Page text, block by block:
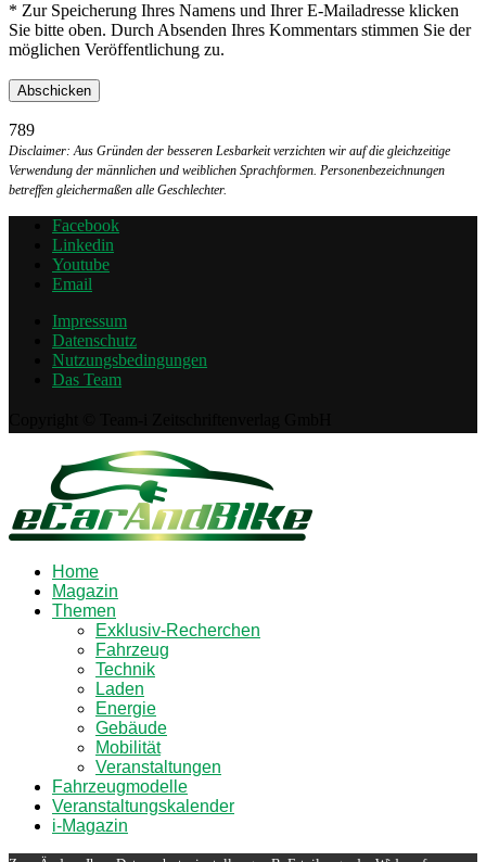
* Zur Speicherung Ihres Namens und Ihrer E-Mailadresse klicken
Sie bitte oben. Durch Absenden Ihres Kommentars stimmen Sie der
möglichen Veröffentlichung zu.
789
Disclaimer: Aus Gründen der besseren Lesbarkeit verzichten wir auf die gleichzeitige
Verwendung der männlichen und weiblichen Sprachformen. Personenbezeichnungen
betreffen gleichermaßen alle Geschlechter.
Facebook
Linkedin
Youtube
Email
Impressum
Datenschutz
Nutzungsbedingungen
Das Team
Home
Magazin
Themen
Exklusiv-Recherchen
Fahrzeug
Technik
Laden
Energie
Gebäude
Mobilität
Veranstaltungen
Fahrzeugmodelle
Veranstaltungskalender
i-Magazin